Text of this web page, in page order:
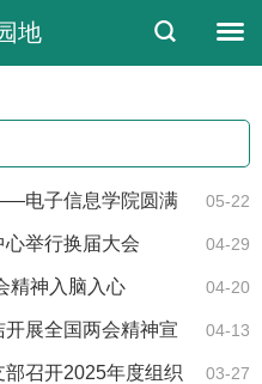
地
05-22
电子信息学院圆满
04-29
举行换届大会
04-20
精神入脑入心
04-13
展全国两会精神宣
03-27
召开2025年度组织